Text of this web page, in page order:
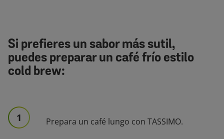
Si prefieres un sabor más sutil,
puedes preparar un café frío estilo
cold brew:
1 Prepara un café lungo con TASSIMO.